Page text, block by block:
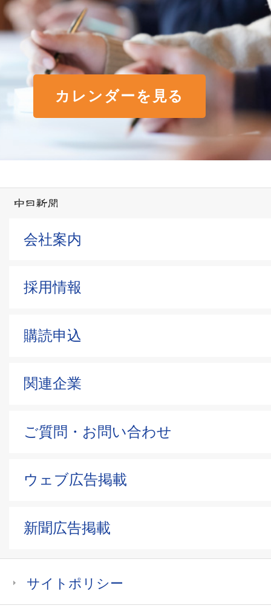
カレンダーを見る
会社案内
採用情報
購読申込
関連企業
ご質問・お問い合わせ
ウェブ広告掲載
新聞広告掲載
サイトポリシー